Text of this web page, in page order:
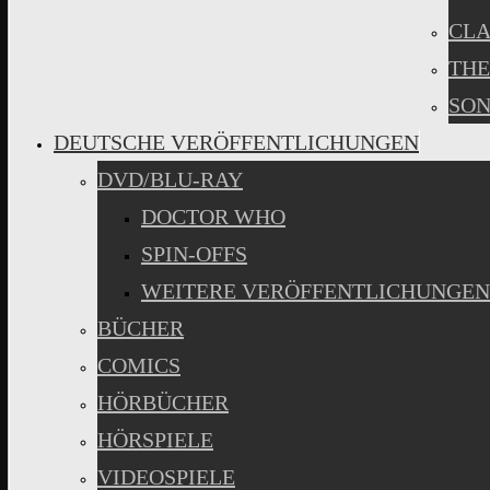
DEUTSCHE VERÖFFENTLICHUNGEN
DVD/BLU-RAY
DOCTOR WHO
SPIN-OFFS
WEITERE VERÖFFENTLICHUNGEN
BÜCHER
COMICS
HÖRBÜCHER
HÖRSPIELE
VIDEOSPIELE